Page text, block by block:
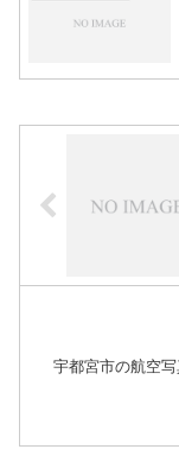
宇都宮市の航空